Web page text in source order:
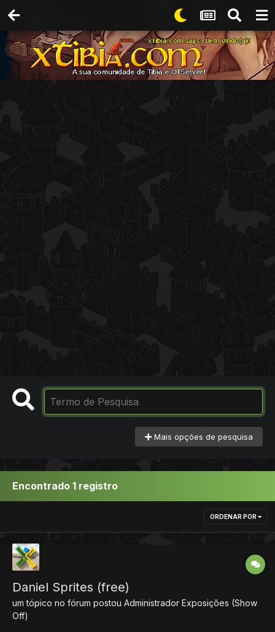
Mais opções de pesquisa
Encontrado 1 registro
ORDENAR POR
Daniel Sprites (free)
um tópico no fórum postou Administrador Exposições (Show
Off)